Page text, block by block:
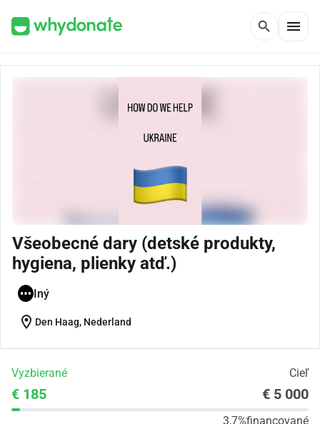
search menu
Všeobecné dary (detské produkty,
hygiena, plienky atď.)
Iný
location_on Den Haag, Nederland
Vyzbierané Cieľ
€ 185 € 5 000
3,7%financované